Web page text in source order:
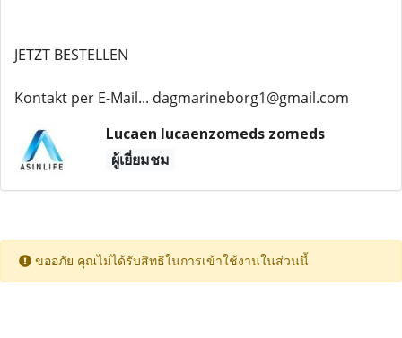
JETZT BESTELLEN
Kontakt per E-Mail... dagmarineborg1@gmail.com
Lucaen lucaenzomeds zomeds
ผู้เยี่ยมชม
ขออภัย คุณไม่ได้รับสิทธิในการเข้าใช้งานในส่วนนี้